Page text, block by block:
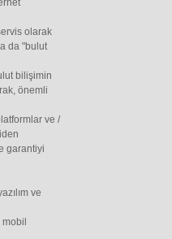
olarak
da "bulut
bilişimin
önemli
ve /
garantiyi
ve